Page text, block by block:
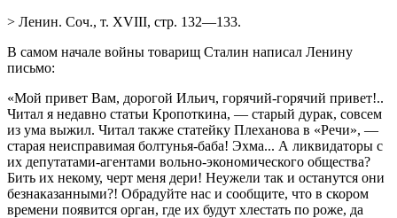
> Ленин. Соч., т. XVIII, стр. 132—133.
В самом начале войны товарищ Сталин написал Ленину
письмо:
«Мой привет Вам, дорогой Ильич, горячий-горячий привет!..
Читал я недавно статьи Кропоткина, — старый дурак, совсем
из ума выжил. Читал также статейку Плеханова в «Речи», —
старая неисправимая болтунья-баба! Эхма... А ликвидаторы с
их депутатами-агентами вольно-экономического общества?
Бить их некому, черт меня дери! Неужели так и останутся они
безнаказанными?! Обрадуйте нас и сообщите, что в скором
времени появится орган, где их будут хлестать по роже, да